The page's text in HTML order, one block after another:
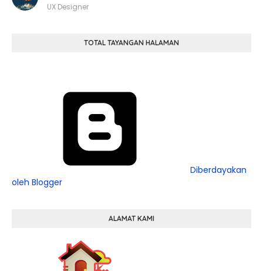
UX Designer
TOTAL TAYANGAN HALAMAN
Diberdayakan
oleh Blogger
ALAMAT KAMI